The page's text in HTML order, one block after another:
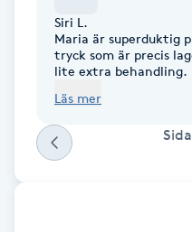
Fotsvamp
Fotvård
Siri L.
Maria är superduktig
tryck som är precis
lite extra behandling.
Läs mer
Sida